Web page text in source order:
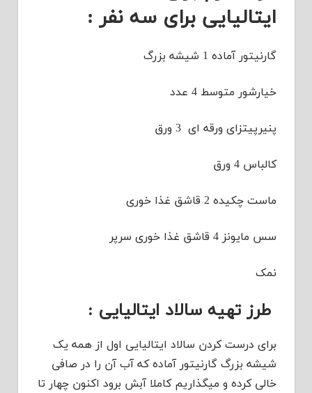
ایتالیایی برای سه نفر :
گارنیتور آماده 1 شیشه بزرگ
خیارشور متوسط 4 عدد
پنیرپیتزای ورقه ای 3 ورق
کالباس 4 ورق
ماست چکیده 2 قاشق غذا خوری
سس مایونز 4 قاشق غذا خوری سرپر
نمک
طرز تهیه سالاد ایتالیایی :
برای درست کردن سالاد ایتالیایی اول از همه یک
شیشه بزرگ گارنیتور آماده که آب آن را در صافی
خالی کرده و میگذاریم کاملا آبش برود اکنون چهار تا